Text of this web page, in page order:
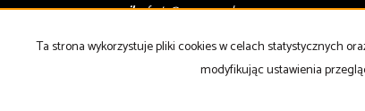
email:oferty@pronovo.pl
Strona główna notatnik Kup Sprzedaj Kontakt
Ta strona wykorzystuje pliki cookies w celach statystycznych
modyfikując ustawienia